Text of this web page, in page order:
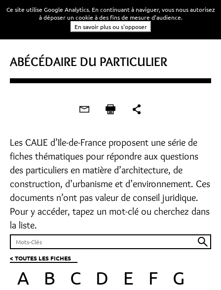
ABÉCÉDAIRE DU PARTICULIER
Les CAUE d’Ile-de-France proposent une série de
fiches thématiques pour répondre aux questions
des particuliers en matière d’architecture, de
construction, d’urbanisme et d’environnement. Ces
documents n’ont pas valeur de conseil juridique.
Pour y accéder, tapez un mot-clé ou cherchez dans
la liste.
< TOUTES LES FICHES
A B C D E F
G
Ce site utilise Google Analytics. En continuant à naviguer, vous nous autorisez
à déposer un cookie à des fins de mesure d'audience.
En savoir plus ou s'opposer